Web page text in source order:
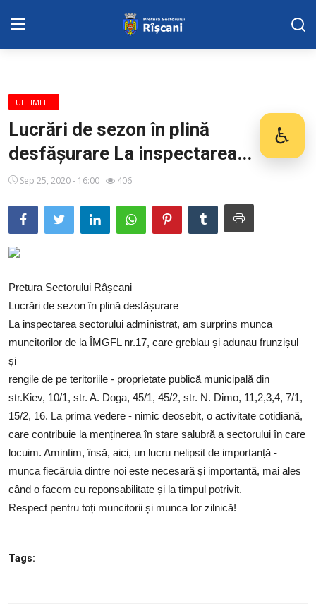
♿
DISPOZITIILE PRETORULUI
Adresa: str. Kiev 3 | tel: +373 (22) 44 10
98 | mail: pretura.riscani@gmail.com
ADMINISTRAŢIA
Transparența
Proiecte
SERVICII
Sectorul Rîșcani
Căutați pe Internet
ULTIMELE
Lucrări de sezon în plină
desfășurare La inspectarea...
Sep 25, 2020 - 16:00 406
Pretura Sectorului Râșcani
Lucrări de sezon în plină desfășurare
La inspectarea sectorului administrat, am surprins munca
muncitorilor de la ÎMGFL nr.17, care greblau și adunau frunzișul
și
rengile de pe teritoriile - proprietate publică municipală din
str.Kiev, 10/1, str. A. Doga, 45/1, 45/2, str. N. Dimo, 11,2,3,4, 7/1,
15/2, 16. La prima vedere - nimic deosebit, o activitate cotidiană,
care contribuie la menținerea în stare salubră a sectorului în care
locuim. Amintim, însă, aici, un lucru nelipsit de importanță -
munca fiecăruia dintre noi este necesară și importantă, mai ales
când o facem cu reponsabilitate și la timpul potrivit.
Respect pentru toți muncitorii și munca lor zilnică!
Tags: